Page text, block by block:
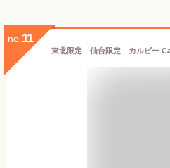
no. 11